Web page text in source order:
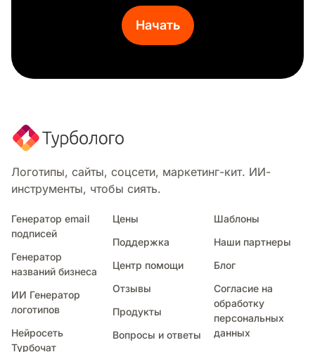
Начать
Логотипы, сайты, соцсети, маркетинг-кит. ИИ-
инструменты, чтобы сиять.
Генератор email
подписей
Генератор
названий бизнеса
ИИ Генератор
логотипов
Нейросеть
Турбочат
Цены
Поддержка
Центр помощи
Отзывы
Продукты
Вопросы и ответы
Шаблоны
Наши партнеры
Блог
Согласие на
обработку
персональных
данных